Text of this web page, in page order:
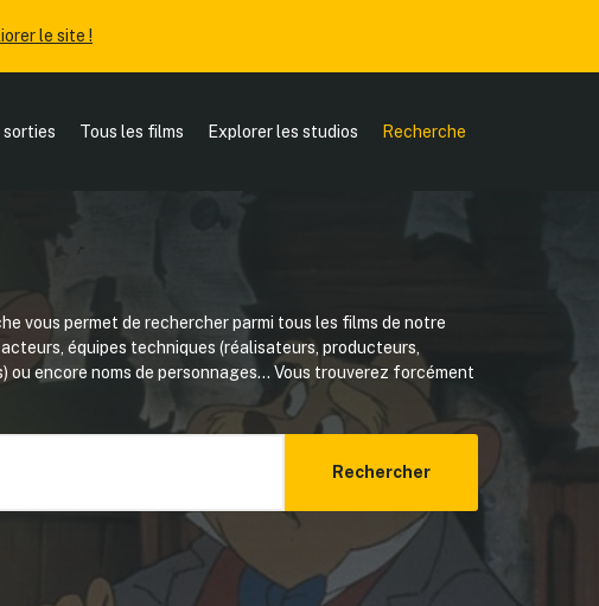
le site !
sorties Tous les films Explorer les studios Recherche
vous permet de rechercher parmi tous les films de notre
équipes techniques (réalisateurs, producteurs,
ou encore noms de personnages... Vous trouverez forcément
Rechercher